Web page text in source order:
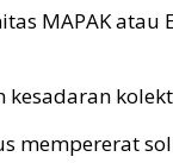
MAPAK atau
mempererat